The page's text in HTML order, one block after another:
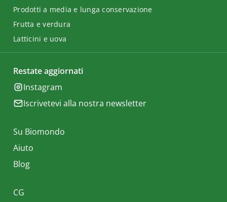
Prodotti a media e lunga conservazione
Frutta e verdura
Latticini e uova
Restate aggiornati
Instagram
Iscrivetevi alla nostra newsletter
Su Biomondo
Aiuto
Blog
CG